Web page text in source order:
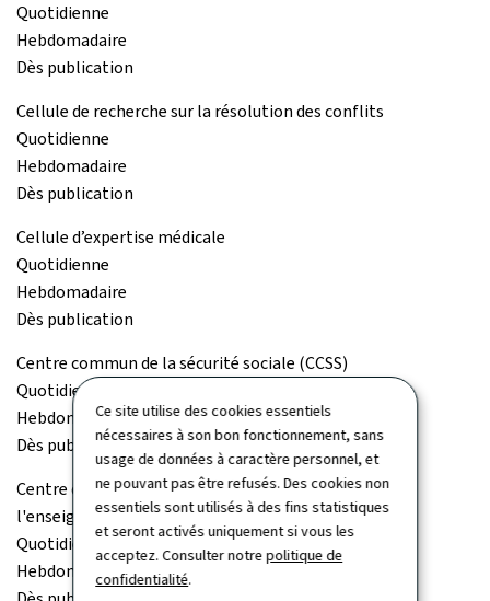
Ce site utilise des cookies essentiels
nécessaires à son bon fonctionnement, sans
usage de données à caractère personnel, et
ne pouvant pas être refusés. Des cookies non
essentiels sont utilisés à des fins statistiques
et seront activés uniquement si vous les
acceptez. Consulter notrepolitique de
confidentialité.
Quotidienne
Hebdomadaire
Dès publication
Cellule de recherche sur la résolution des conflits
Quotidienne
Hebdomadaire
Dès publication
Cellule d’expertise médicale
Quotidienne
Hebdomadaire
Dès publication
Centre commun de la sécurité sociale (CCSS)
Quotidienne
Hebdomadaire
Dès publication
Centre de documentation et d'information sur
l'enseignement supérieur (Cedies)
Quotidienne
Hebdomadaire